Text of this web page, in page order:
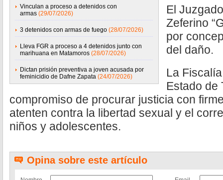
Vinculan a proceso a detenidos con
armas (29/07/2026)
3 detenidos con armas de fuego (28/07/2026)
Lleva FGR a proceso a 4 detenidos junto con
marihuana en Matamoros (28/07/2026)
Dictan prisión preventiva a joven acusada por
feminicidio de Dafne Zapata (24/07/2026)
El
Zeferino
por
del daño.
La
Estado de
compromiso de procurar justicia con
atenten contra la libertad sexual y el
niños y adolescentes.
Opina sobre este artículo